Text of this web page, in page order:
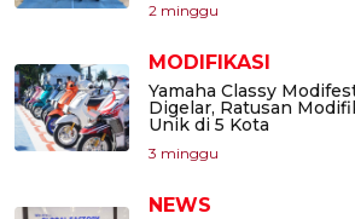
2 minggu
MODIFIKASI
Yamaha Classy
Digelar, Ratusan
Unik di 5 Kota
3 minggu
NEWS